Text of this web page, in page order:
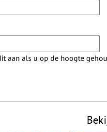
aan als u op de hoogte